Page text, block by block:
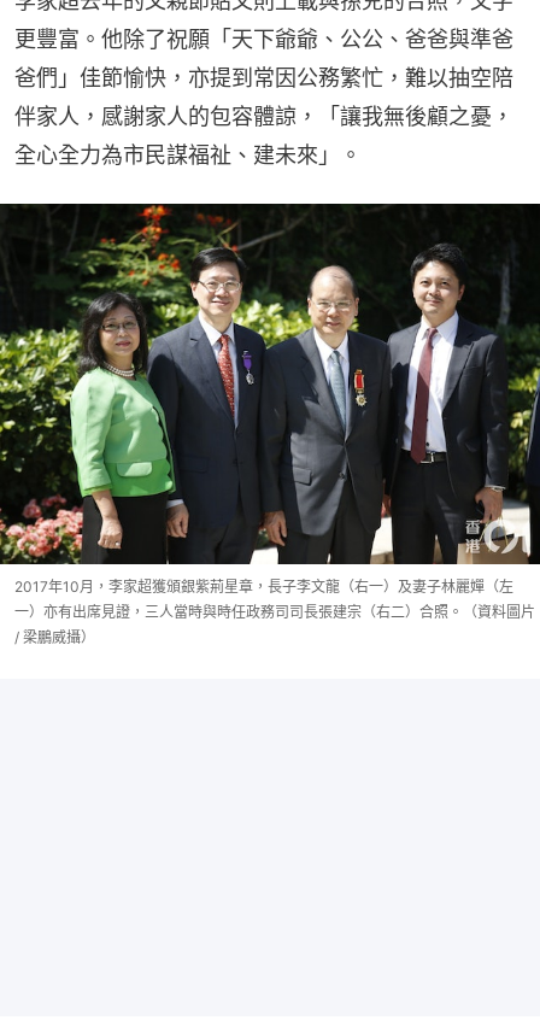
更豐富。他除了祝願「天下爺爺、公公、爸爸與準爸
爸們」佳節愉快，亦提到常因公務繁忙，難以抽空陪
伴家人，感謝家人的包容體諒，「讓我無後顧之憂，
全心全力為市民謀福祉、建未來」。
2017年10月，李家超獲頒銀紫荊星章，長子李文龍（右一）及妻子林麗嬋（左
一）亦有出席見證，三人當時與時任政務司司長張建宗（右二）合照。（資料圖片
/ 梁鵬威攝）